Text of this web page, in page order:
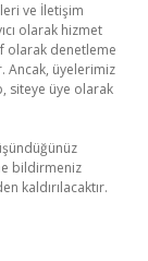
ve İletişim
olarak hizmet
olarak denetleme
Ancak, üyelerimiz
siteye üye olarak
bildirmeniz
kaldırılacaktır.